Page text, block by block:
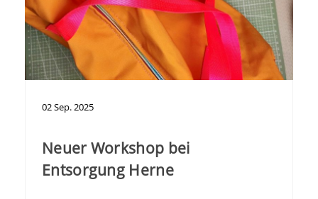
02Sep.2025
Neuer Workshop bei
Entsorgung Herne